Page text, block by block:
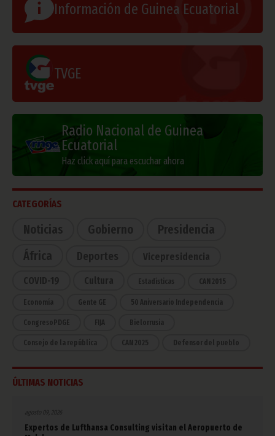
Información de Guinea Ecuatorial
TVGE
Radio Nacional de Guinea
Ecuatorial
Haz click aquí para escuchar ahora
CATEGORÍAS
Noticias Gobierno
Presidencia
África
Deportes Vicepresidencia
COVID-19 Cultura Estadísticas CAN 2015
Economía Gente GE 50 Aniversario Independencia
CongresoPDGE FIJA Bielorrusia
Consejo de la república CAN 2025 Defensor del pueblo
ÚLTIMAS NOTICIAS
agosto 09, 2026
Expertos de Lufthansa Consulting visitan el Aeropuerto de